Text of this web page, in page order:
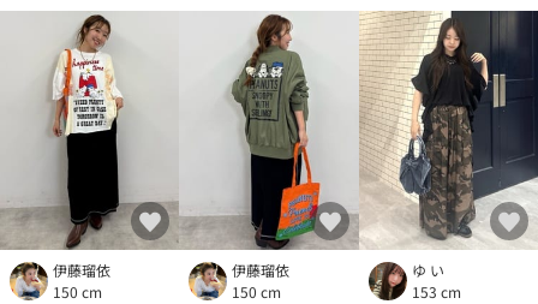
伊藤瑠依
150 cm
伊藤瑠依
150 cm
ゆ い
153 cm